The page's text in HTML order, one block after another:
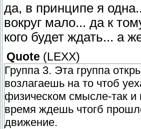
да, в принципе я
вокруг мало... да к
кого будет ждать... а
Quote (LEXX)
Группа 3. Эта группа
возлагаешь на то чтоб
физическом смысле-так и
время ждешь чтогб
движение.